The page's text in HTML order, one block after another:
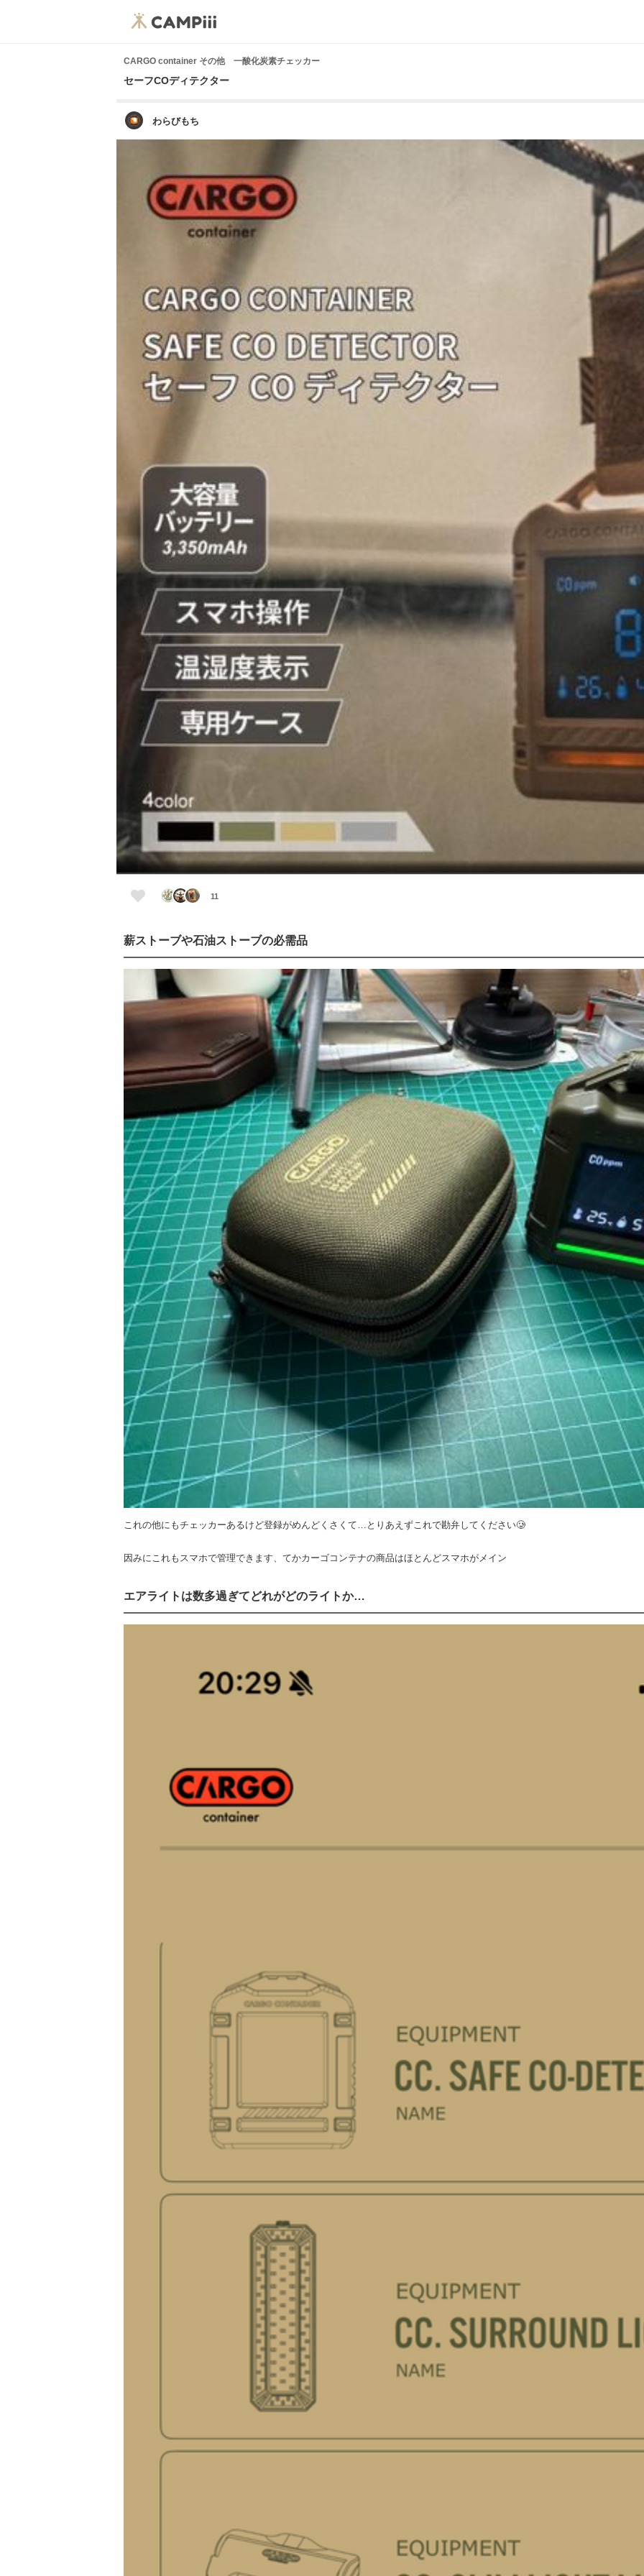
CARGO container その他 一酸化炭素チェッカー
セーフCOディテクター
わらびもち
11
薪ストーブや石油ストーブの必需品
これの他にもチェッカーあるけど登録がめんどくさくて…とりあえずこれで勘弁してください🥲
因みにこれもスマホで管理できます、てかカーゴコンテナの商品はほとんどスマホがメイン
エアライトは数多過ぎてどれがどのライトか…